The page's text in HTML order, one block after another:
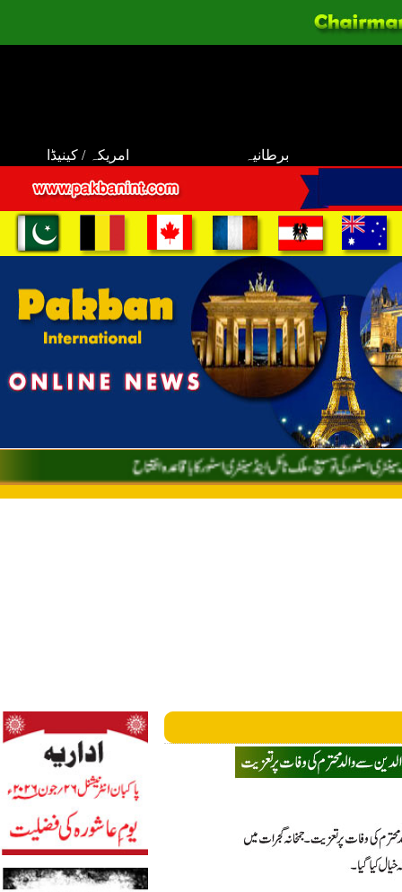
امریکہ / کینیڈا برطانیہ